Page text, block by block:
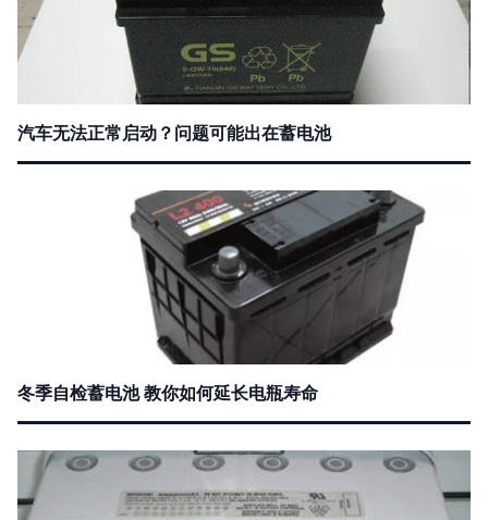
汽车无法正常启动？问题可能出在蓄电池
冬季自检蓄电池 教你如何延长电瓶寿命